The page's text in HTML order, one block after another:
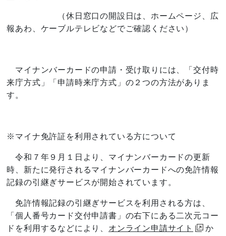
（休日窓口の開設日は、ホームページ、広
報あわ、ケーブルテレビなどでご確認ください）
マイナンバーカードの申請・受け取りには、「交付時
来庁方式」「申請時来庁方式」の２つの方法がありま
す。
※マイナ免許証を利用されている方について
令和７年９月１日より、マイナンバーカードの更新
時、新たに発行されるマイナンバーカードへの免許情報
記録の引継ぎサービスが開始されています。
免許情報記録の引継ぎサービスを利用される方は、
「個人番号カード交付申請書」の右下にある二次元コー
ドを利用するなどにより、 オンライン申請サイト
か